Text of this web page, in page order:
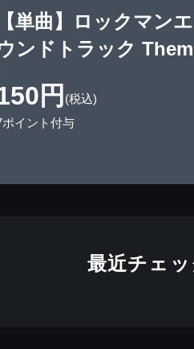
【単曲】ロックマン
ンドトラック
円 (税込)
ポイント付与
最近チェ